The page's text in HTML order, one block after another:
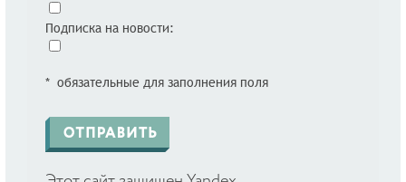
Подписка на новости:
* обязательные для заполнения поля